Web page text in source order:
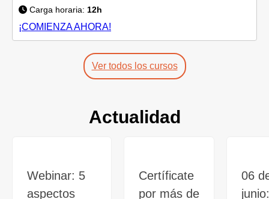
Carga horaria: 12h
¡COMIENZA AHORA!
Ver todos los cursos
Actualidad
Webinar: 5
aspectos
Certíficate
por más de
06